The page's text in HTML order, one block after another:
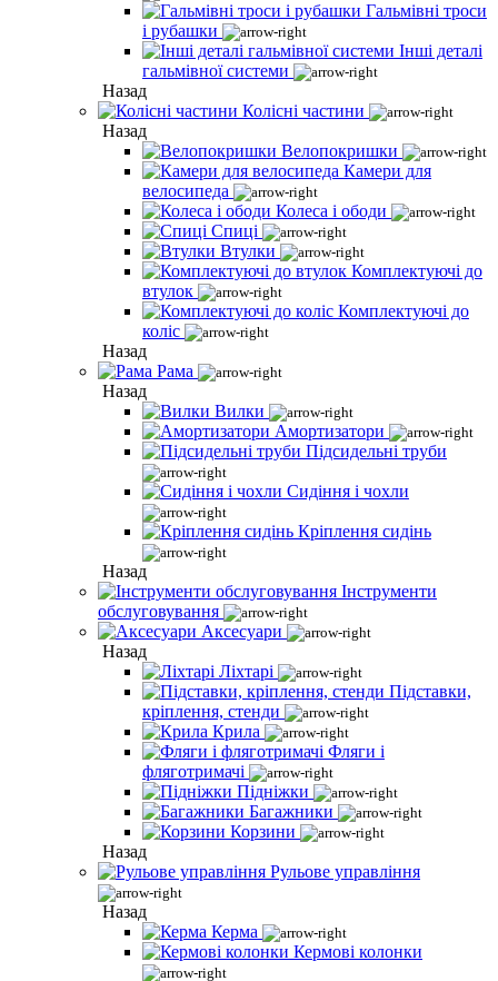
Гальмівні троси
і рубашки
Інші деталі
гальмівної системи
Назад
Колісні частини
Назад
Велопокришки
Камери для
велосипеда
Колеса і ободи
Спиці
Втулки
Комплектуючі до
втулок
Комплектуючі до
коліс
Назад
Рама
Назад
Вилки
Амортизатори
Підсидельні труби
Сидіння і чохли
Кріплення сидінь
Назад
Інструменти
обслуговування
Аксесуари
Назад
Ліхтарі
Підставки,
кріплення, стенди
Крила
Фляги і
фляготримачі
Підніжки
Багажники
Корзини
Назад
Рульове управління
Назад
Керма
Кермові колонки